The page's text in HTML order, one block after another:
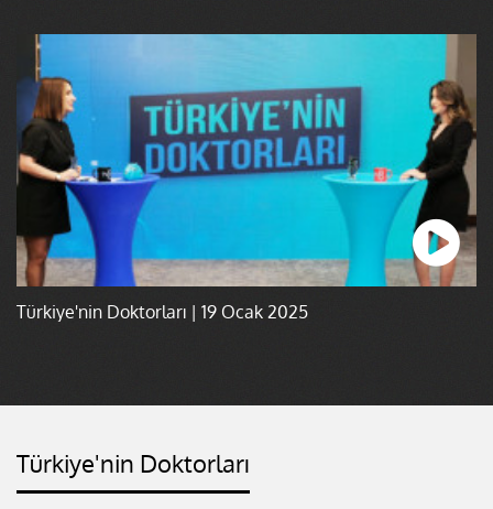
Türkiye'nin Doktorları | 19 Ocak 2025
Türkiye'nin Doktorları